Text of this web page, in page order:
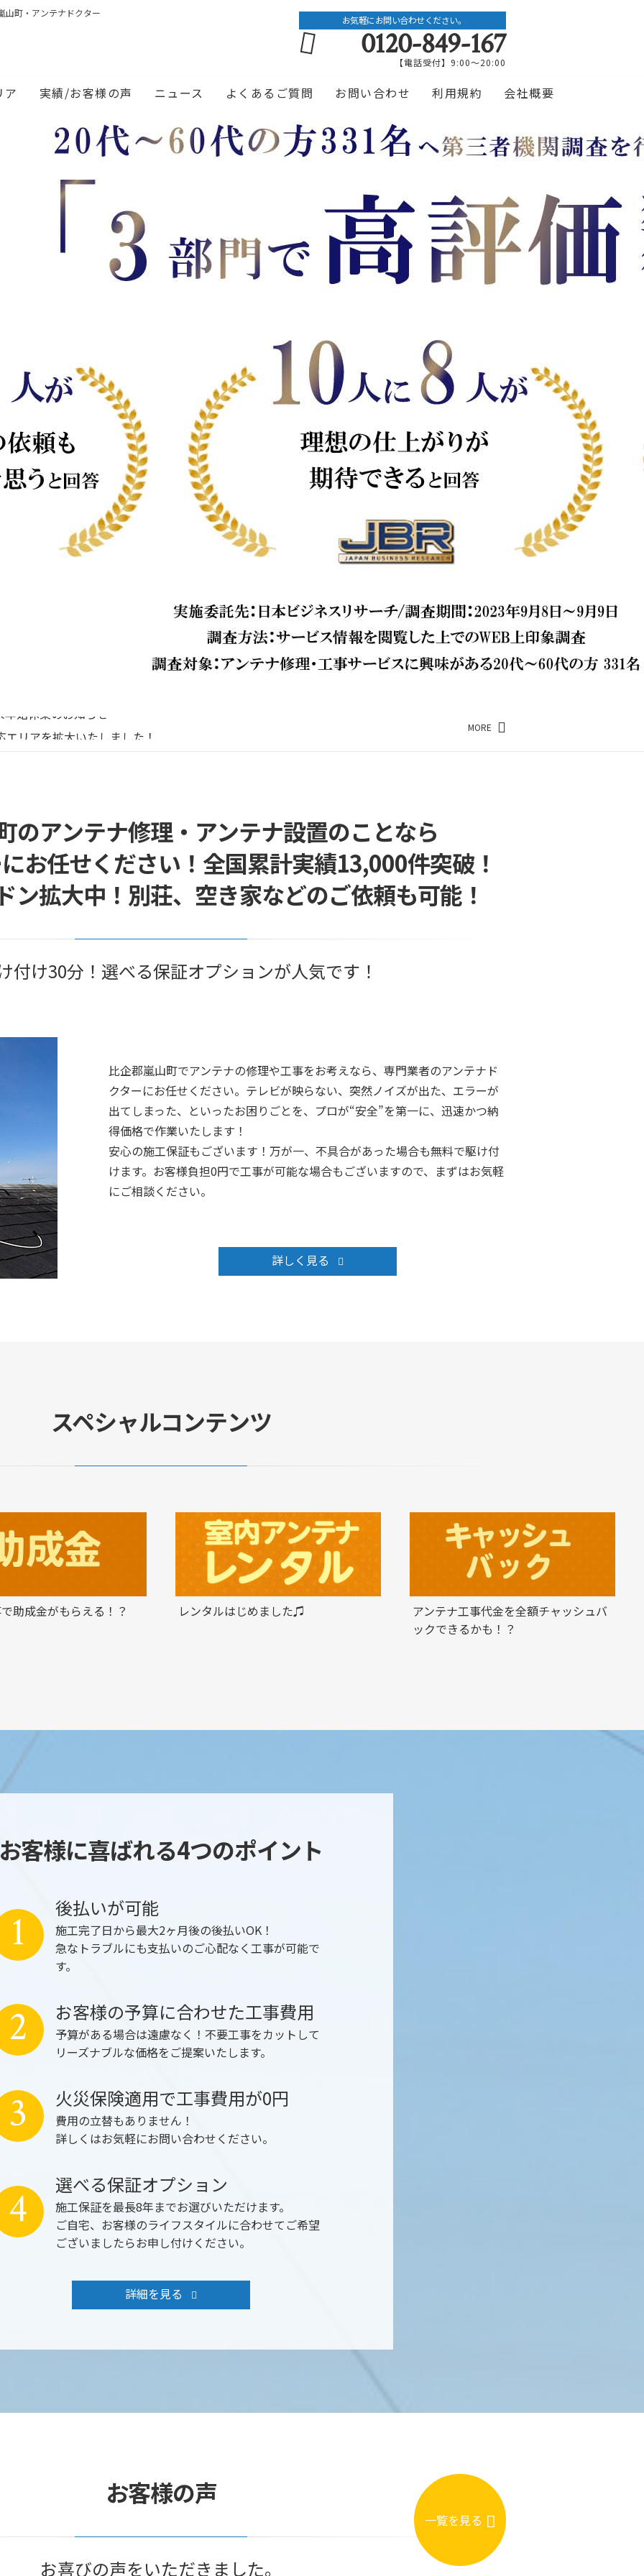
山町・アンテナドクター
お気軽にお問い合わせください。
0120-849-167
【電話受付】9:00〜20:00
ア 実績/お客様の声 ニュース よくあるご質問 お問い合わせ 利用規約 会社概要
エリアを拡大いたしました！
MORE
のアンテナ修理・アンテナ設置のことなら
お任せください！全国累計実績13,000件突破！
ン拡大中！別荘、空き家などのご依頼も可能！
付け30分！選べる保証オプションが人気です！
比企郡嵐山町でアンテナの修理や工事をお考えなら、専門業者のアンテナド
クターにお任せください。テレビが映らない、突然ノイズが出た、エラーが
出てしまった、といったお困りごとを、プロが“安全”を第一に、迅速かつ納
得価格で作業いたします！
安心の施工保証もございます！万が一、不具合があった場合も無料で駆け付
けます。お客様負担0円で工事が可能な場合もございますので、まずはお気軽
にご相談ください。
詳しく見る
スペシャルコンテンツ
助成金がもらえる！？ レンタルはじめました♫
アンテナ工事代金を全額チャッシュバ
ックできるかも！？
客様に喜ばれる4つのポイント
後払いが可能
施工完了日から最大2ヶ月後の後払いOK！
急なトラブルにも支払いのご心配なく工事が可能で
す。
1
お客様の予算に合わせた工事費用
予算がある場合は遠慮なく！不要工事をカットして
リーズナブルな価格をご提案いたします。
2
火災保険適用で工事費用が0円
費用の立替もありません！
詳しくはお気軽にお問い合わせください。
3
選べる保証オプション
施工保証を最長8年までお選びいただけます。
ご自宅、お客様のライフスタイルに合わせてご希望
ございましたらお申し付けください。
4
詳細を見る
お客様の声
お喜びの声をいただきました。
一覧を見る